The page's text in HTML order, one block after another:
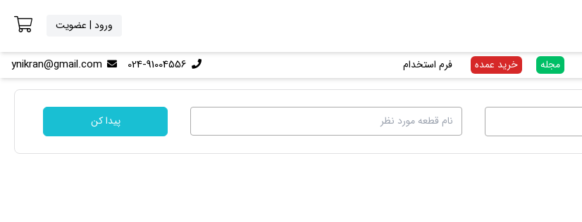
ورود | عضویت
مجله خرید عمده فرم استخدام 024-91004556
ynikran@gmail.com
پیدا کن